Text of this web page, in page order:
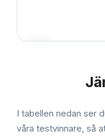
I tabellen nedan ser
våra testvinnare, så